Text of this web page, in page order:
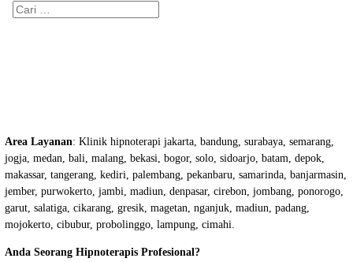
Cari
Area Layanan: Klinik hipnoterapi jakarta, bandung, surabaya, semarang,
jogja, medan, bali, malang, bekasi, bogor, solo, sidoarjo, batam, depok,
makassar, tangerang, kediri, palembang, pekanbaru, samarinda, banjarmasin,
jember, purwokerto, jambi, madiun, denpasar, cirebon, jombang, ponorogo,
garut, salatiga, cikarang, gresik, magetan, nganjuk, madiun, padang,
mojokerto, cibubur, probolinggo, lampung, cimahi.
Anda Seorang Hipnoterapis Profesional?